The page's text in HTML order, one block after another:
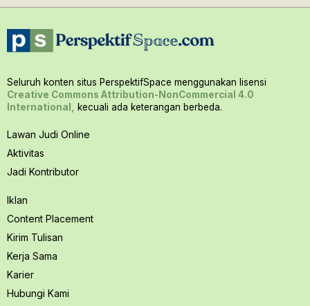
Seluruh konten situs PerspektifSpace menggunakan lisensi
Creative Commons Attribution-NonCommercial 4.0
International,
kecuali ada keterangan berbeda.
Lawan Judi Online
Aktivitas
Jadi Kontributor
Iklan
Content Placement
Kirim Tulisan
Kerja Sama
Karier
Hubungi Kami